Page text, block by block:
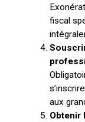
fiscal
aux
Obtenir